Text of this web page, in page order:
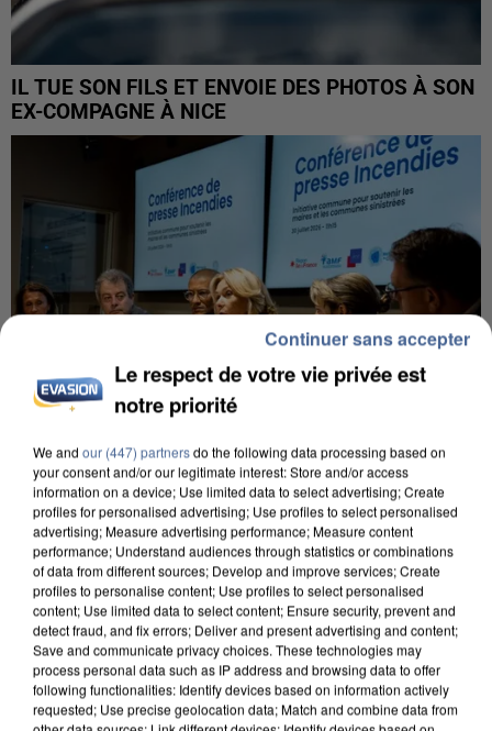
IL TUE SON FILS ET ENVOIE DES PHOTOS À SON
EX-COMPAGNE À NICE
INCENDIES : L’ÎLE-DE-FRANCE LANCE UN ÉLAN
DE SOLIDARITÉ AVEC LES...
Le respect de votre vie privée est
notre priorité
We and our (447) partnersdo the following data processing based on
your consent and/or our legitimate interest: Store and/or access
information on a device; Use limited data to select advertising; Create
profiles for personalised advertising; Use profiles to select personalised
advertising; Measure advertising performance; Measure content
performance; Understand audiences through statistics or combinations
of data from different sources; Develop and improve services; Create
profiles to personalise content; Use profiles to select personalised
content; Use limited data to select content; Ensure security, prevent and
detect fraud, and fix errors; Deliver and present advertising and content;
Save and communicate privacy choices. These technologies may
process personal data such as IP address and browsing data to offer
following functionalities: Identify devices based on information actively
requested; Use precise geolocation data; Match and combine data from
Continuer sans accepter